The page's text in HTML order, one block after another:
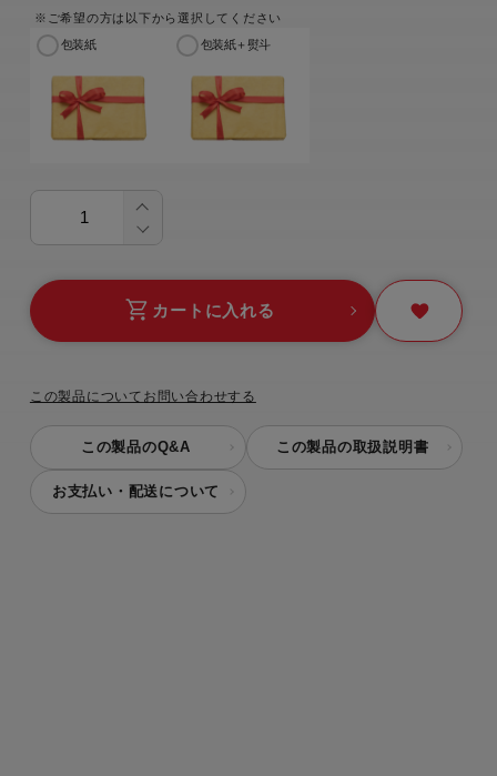
※ご希望の方は以下から選択してください
包装紙
包装紙＋熨斗
カートに入れる
この製品についてお問い合わせする
この製品のQ&A この製品の取扱説明書
お支払い・配送について